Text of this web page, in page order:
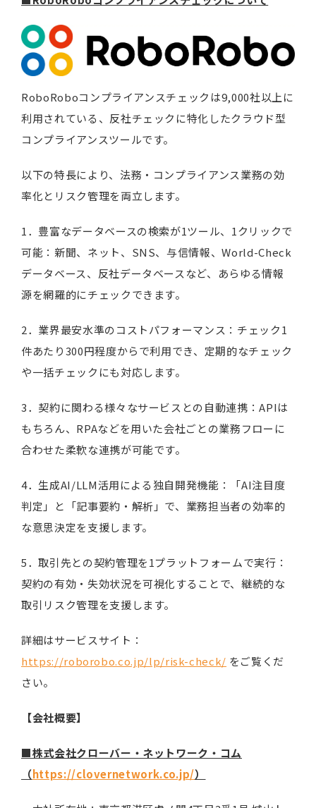
RoboRoboコンプライアンスチェックは9,000社以上に
利用されている、反社チェックに特化したクラウド型
コンプライアンスツールです。
以下の特長により、法務・コンプライアンス業務の効
率化とリスク管理を両立します。
1．豊富なデータベースの検索が1ツール、1クリックで
可能：新聞、ネット、SNS、与信情報、World-Check
データベース、反社データベースなど、あらゆる情報
源を網羅的にチェックできます。
2．業界最安水準のコストパフォーマンス：チェック1
件あたり300円程度からで利用でき、定期的なチェック
や一括チェックにも対応します。
3．契約に関わる様々なサービスとの自動連携：APIは
もちろん、RPAなどを用いた会社ごとの業務フローに
合わせた柔軟な連携が可能です。
4．生成AI/LLM活用による独自開発機能：「AI注目度
判定」と「記事要約・解析」で、業務担当者の効率的
な意思決定を支援します。
5．取引先との契約管理を1プラットフォームで実行：
契約の有効・失効状況を可視化することで、継続的な
取引リスク管理を支援します。
詳細はサービスサイト：
https://roborobo.co.jp/lp/risk-check/ をご覧くだ
さい。
【会社概要】
■株式会社クローバー・ネットワーク・コム
（https://clovernetwork.co.jp/）